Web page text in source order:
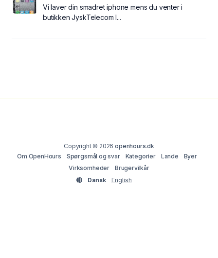
Vi laver din smadret iphone mens du venter i
butikken JyskTelecom I...
Copyright © 2026openhours.dk
Om OpenHours
Spørgsmål og svar Kategorier Lande
Byer
Virksomheder
Brugervilkår
Dansk
English